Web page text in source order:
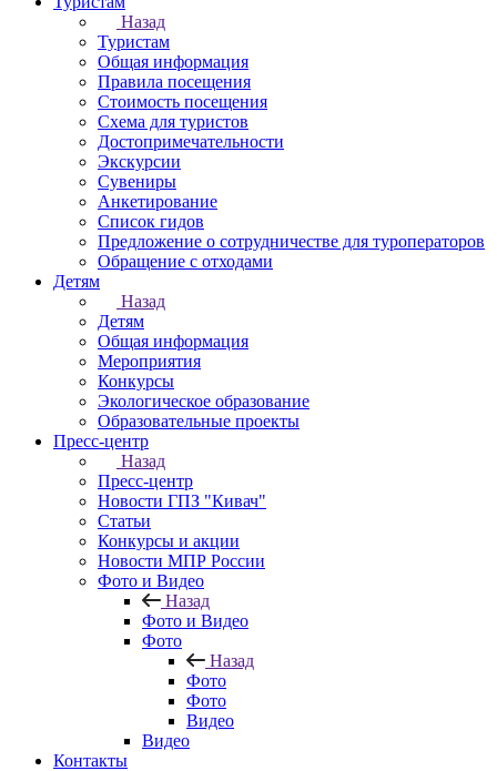
Назад
Туристам
Общая информация
Правила посещения
Стоимость посещения
Схема для туристов
Достопримечательности
Экскурсии
Сувениры
Анкетирование
Список гидов
Предложение о сотрудничестве для туроператоров
Обращение с отходами
Детям
Назад
Детям
Общая информация
Мероприятия
Конкурсы
Экологическое образование
Образовательные проекты
Пресс-центр
Назад
Пресс-центр
Новости ГПЗ "Кивач"
Статьи
Конкурсы и акции
Новости МПР России
Фото и Видео
Назад
Фото и Видео
Фото
Назад
Фото
Фото
Видео
Видео
Контакты